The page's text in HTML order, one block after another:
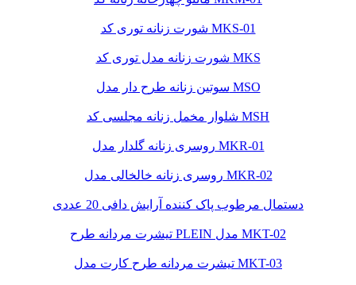
شورت زنانه توری کد MKS-01
شورت زنانه مدل توری کد MKS
سوتین زنانه طرح دار مدل MSO
شلوار مخمل زنانه مجلسی کد MSH
روسری زنانه گلدار مدل MKR-01
روسری زنانه خالخالی مدل MKR-02
دستمال مرطوب پاک کننده آرایش دافی 20 عددی
تیشرت مردانه طرح PLEIN مدل MKT-02
تیشرت مردانه طرح کارت مدل MKT-03